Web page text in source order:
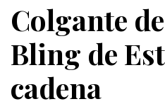
Colgante
Bling de
cadena